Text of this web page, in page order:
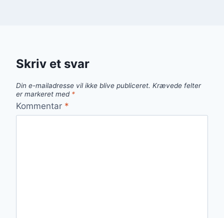
Skriv et svar
Din e-mailadresse vil ikke blive publiceret. Krævede felter
er markeret med *
Kommentar *